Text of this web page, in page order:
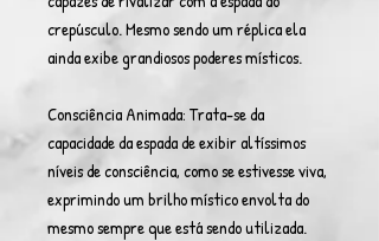
crepúsculo. Mesmo sendo um réplica ela
ainda exibe grandiosos poderes místicos.
Consciência Animada: Trata-se da
capacidade da espada de exibir altíssimos
níveis de consciência, como se estivesse viva,
exprimindo um brilho místico envolta do
mesmo sempre que está sendo utilizada.